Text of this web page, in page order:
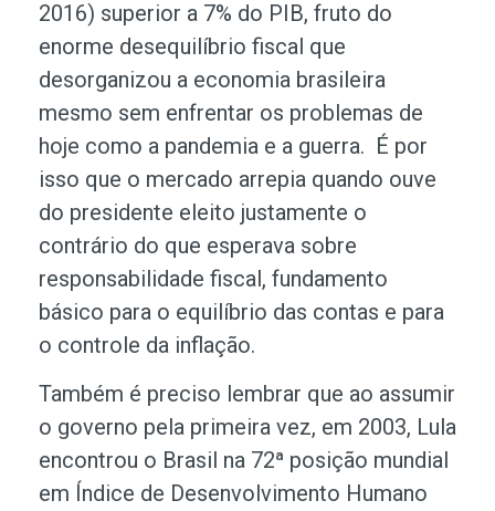
2016) superior a 7% do PIB, fruto do
enorme desequilíbrio fiscal que
desorganizou a economia brasileira
mesmo sem enfrentar os problemas de
hoje como a pandemia e a guerra. É por
isso que o mercado arrepia quando ouve
do presidente eleito justamente o
contrário do que esperava sobre
responsabilidade fiscal, fundamento
básico para o equilíbrio das contas e para
o controle da inflação.
Também é preciso lembrar que ao assumir
o governo pela primeira vez, em 2003, Lula
encontrou o Brasil na 72ª posição mundial
em Índice de Desenvolvimento Humano